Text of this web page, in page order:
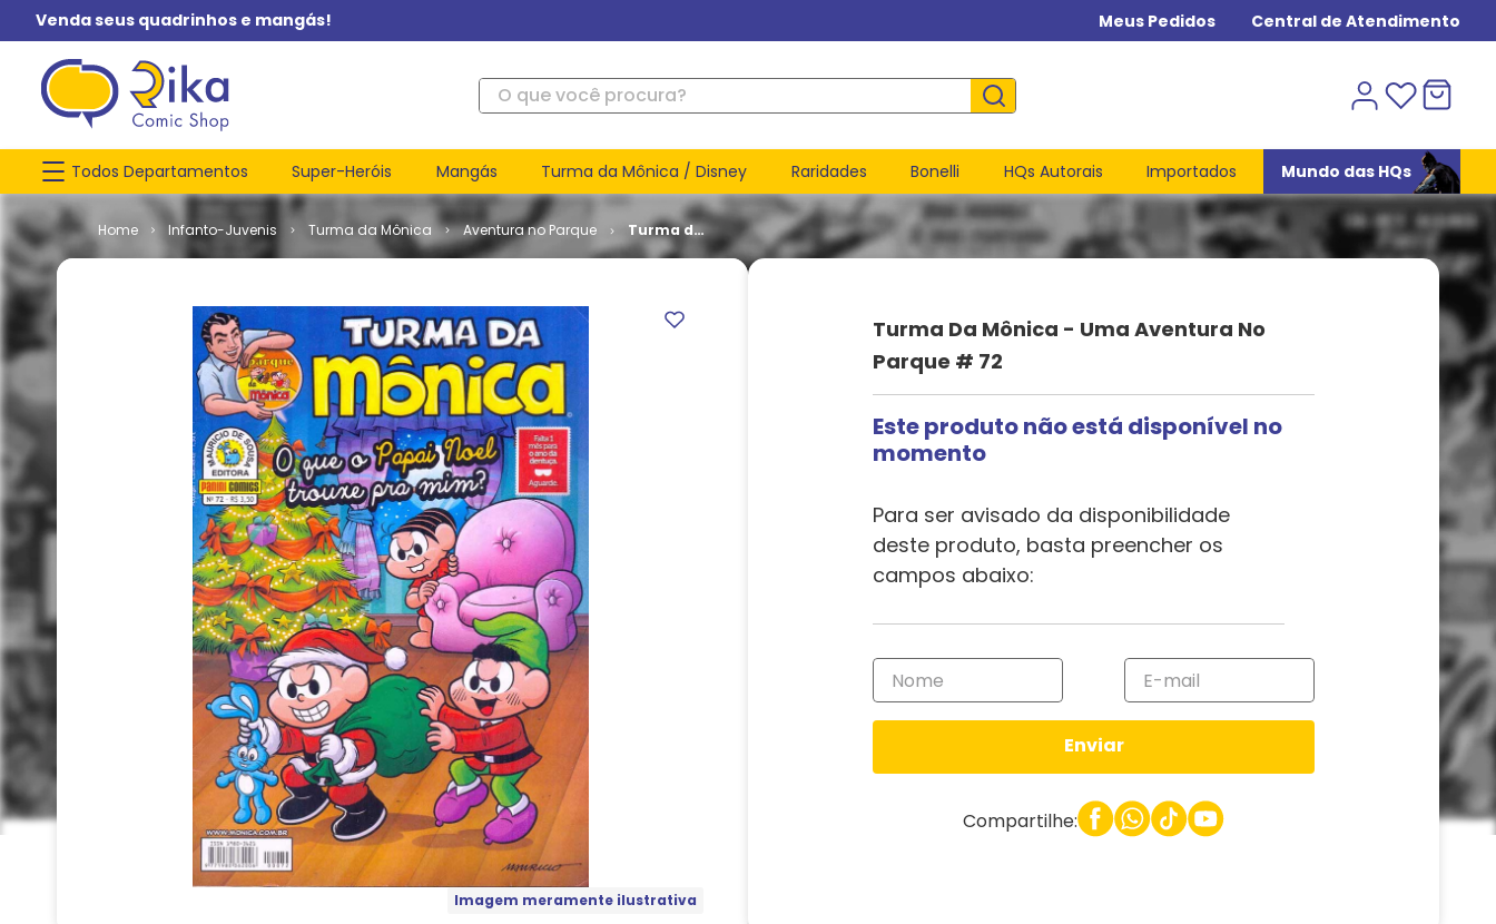
Venda seus quadrinhos e mangás! Meus Pedidos Central de Atendimento
O que você procura?
Todos Departamentos Super-Heróis Mangás Turma da Mônica / Disney Raridades Bonelli HQs Autorais Importados Mundo das HQs
Infanto-Juvenis Turma da Mônica Aventura no Parque
Turma da
Mônica -
no Parque
Imagem meramente ilustrativa
Turma Da Mônica - Uma Aventura No
Parque # 72
Este produto não está disponível no
momento
Para ser avisado da disponibilidade
deste produto, basta preencher os
campos abaixo:
Enviar
Compartilhe: